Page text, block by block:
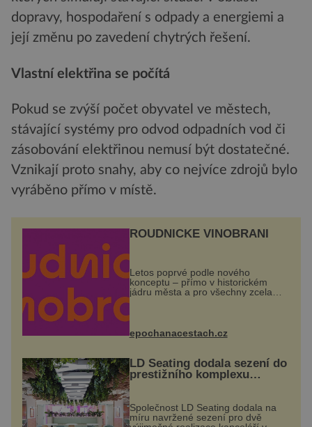
dopravy, hospodaření s odpady a energiemi a
její změnu po zavedení chytrých řešení.
Vlastní elektřina se počítá
Pokud se zvýší počet obyvatel ve městech,
stávající systémy pro odvod odpadních vod či
zásobování elektřinou nemusí být dostatečné.
Vznikají proto snahy, aby co nejvíce zdrojů bylo
vyráběno přímo v místě.
ROUDNICKÉ VINOBRANÍ
Letos poprvé podle nového
konceptu – přímo v historickém
jádru města a pro všechny zcela
zdarma. Hlavní program se
náměstí. Návštěvníci se mohou těšit
na víno, burčák, pes...
epochanacestach.cz
LD Seating dodala sezení do
prestižního komplexu
MediaCityUK v Salfordu
Společnost LD Seating dodala na
míru navržené sezení pro dvě